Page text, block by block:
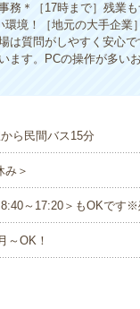
務＊［17時まで］残業
境！［地元の大手企業
は質問がしやすく安心
ます。PCの操作が多い
ら民間バス15分
＞
～17:20＞もOKです※
OK！